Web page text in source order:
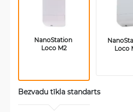
NanoStation
Loco M2
Loco
Bezvadu tīkla standarts